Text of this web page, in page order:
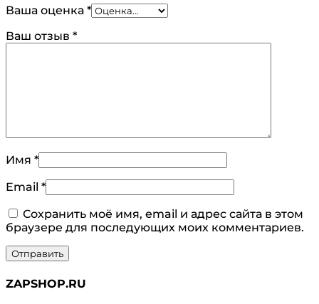
Ваша оценка *
Ваш отзыв *
Имя *
Email *
Сохранить моё имя, email и адрес сайта в этом
браузере для последующих моих комментариев.
ZAPSHOP.RU